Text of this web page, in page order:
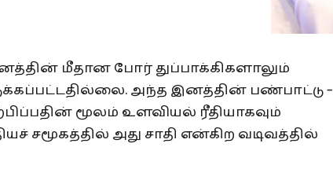
மீதான போர் துப்பாக்கிகளாலும்
அந்த இனத்தின் பண்பாட்டு –
மூலம் உளவியல் ரீதியாகவும்
சமூகத்தில் அது சாதி என்கிற வடிவத்தில்